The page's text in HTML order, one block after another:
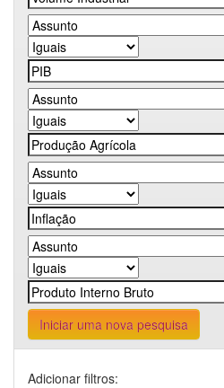
Iniciar uma nova pesquisa
Adicionar filtros: